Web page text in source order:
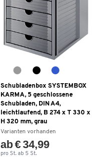
Schubladenbox SYSTEMBOX
KARMA, 5 geschlossene
Schubladen, DIN A4,
leichtlaufend, B 274 x T 330 x
H 320 mm, grau
Varianten vorhanden
ab € 34,99
pro St. ab 5 St.